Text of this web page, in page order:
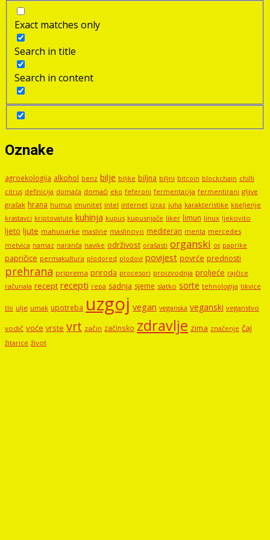
Exact matches only
Search in title
Search in content
Oznake
agroekologija alkohol benz bilje biljke biljna biljni bitcoin blockchain chilli
citrus definicija domaća domaći eko feferoni fermentacija fermentirani gljive
grašak hrana humus imunitet intel internet izraz juha karakteristike kiseljenje
krastavci kriptovalute kuhinja kupus kupusnjače liker limun linux ljekovito
ljeto ljute mahunarke masline maslinovo mediteran menta mercedes
metvica namaz naranča navike održivost orašasti organski os paprike
papričice permakultura plodored plodovi povijest povrće prednosti
prehrana priprema priroda procesori proizvodnja proljeće rajčice
računala recept recepti repa sadnja sjeme slatko sorte tehnologija tikvice
tlo ulje umak upotreba uzgoj vegan veganska veganski veganstvo
vodič voće vrste vrt začin začinsko zdravlje zima značenje čaj
žitarice život